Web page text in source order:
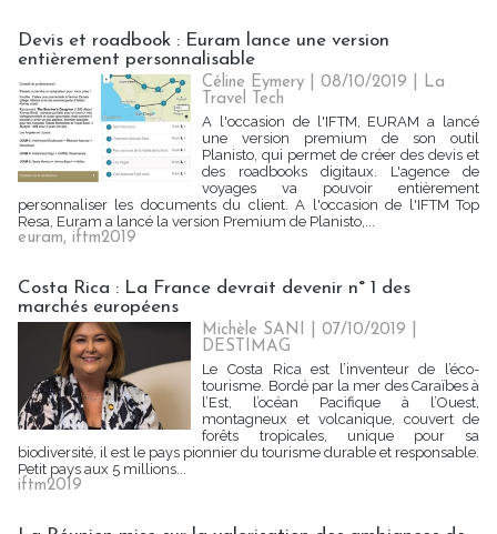
Devis et roadbook : Euram lance une version
entièrement personnalisable
Céline Eymery | 08/10/2019
La
Travel Tech
A l'occasion de l'IFTM, EURAM a lancé
une version premium de son outil
Planisto, qui permet de créer des devis et
des roadbooks digitaux. L'agence de
voyages va pouvoir entièrement
personnaliser les documents du client. A l'occasion de l'IFTM Top
Resa, Euram a lancé la version Premium de Planisto,...
euram, iftm2019
Costa Rica : La France devrait devenir n° 1 des
marchés européens
Michèle SANI | 07/10/2019
DESTIMAG
Le Costa Rica est l’inventeur de l’éco-
tourisme. Bordé par la mer des Caraïbes à
l’Est, l’océan Pacifique à l’Ouest,
montagneux et volcanique, couvert de
forêts tropicales, unique pour sa
biodiversité, il est le pays pionnier du tourisme durable et responsable.
Petit pays aux 5 millions...
iftm2019